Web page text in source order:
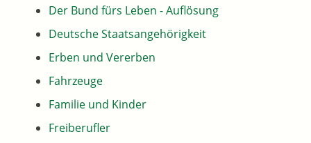
Der Bund fürs Leben - Auflösung
Deutsche Staatsangehörigkeit
Erben und Vererben
Fahrzeuge
Familie und Kinder
Freiberufler